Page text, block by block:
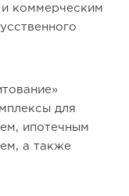
и коммерческим
для
ипотечным
а также